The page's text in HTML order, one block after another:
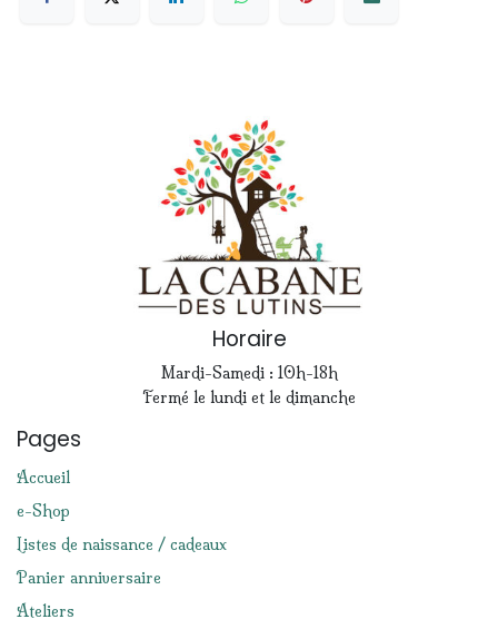
Horaire
Mardi-Samedi : 10h-18h
Fermé le lundi et le dimanche
Pages
Accueil
e-Shop
Listes de naissance / cadeaux
Panier anniversaire
Ateliers